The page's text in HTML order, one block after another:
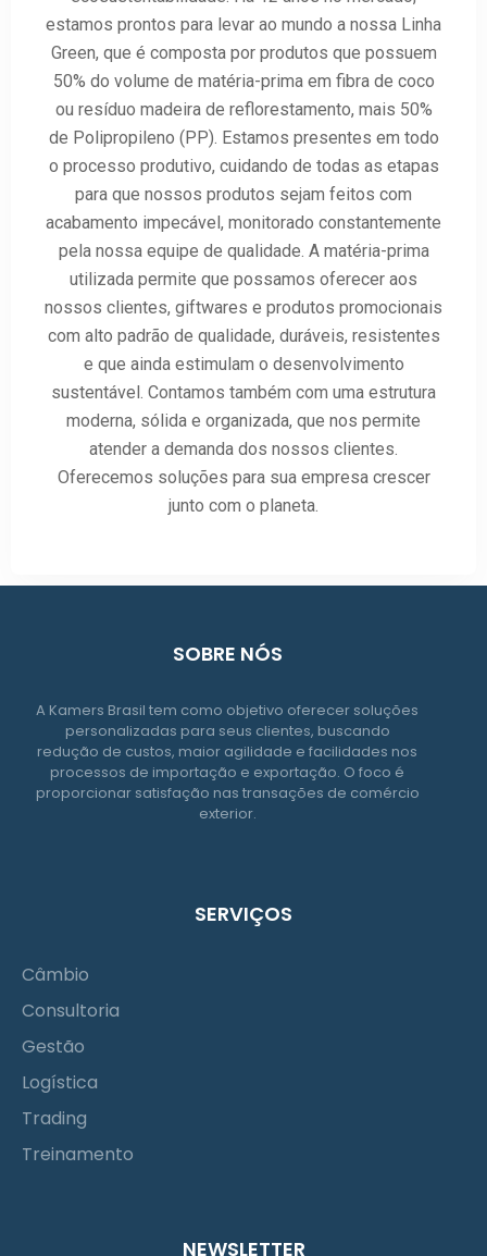
estamos prontos para levar ao mundo a nossa Linha
Green, que é composta por produtos que possuem
50% do volume de matéria-prima em fibra de coco
ou resíduo madeira de reflorestamento, mais 50%
de Polipropileno (PP). Estamos presentes em todo
o processo produtivo, cuidando de todas as etapas
para que nossos produtos sejam feitos com
acabamento impecável, monitorado constantemente
pela nossa equipe de qualidade. A matéria-prima
utilizada permite que possamos oferecer aos
nossos clientes, giftwares e produtos promocionais
com alto padrão de qualidade, duráveis, resistentes
e que ainda estimulam o desenvolvimento
sustentável. Contamos também com uma estrutura
moderna, sólida e organizada, que nos permite
atender a demanda dos nossos clientes.
Oferecemos soluções para sua empresa crescer
junto com o planeta.
SOBRE NÓS
A Kamers Brasil tem como objetivo oferecer soluções
personalizadas para seus clientes, buscando
redução de custos, maior agilidade e facilidades nos
processos de importação e exportação. O foco é
proporcionar satisfação nas transações de comércio
exterior.
SERVIÇOS
Câmbio
Consultoria
Gestão
Logística
Trading
Treinamento
NEWSLETTER